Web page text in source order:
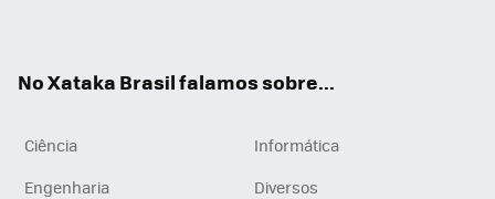
No Xataka Brasil falamos sobre...
Ciência
Informática
Engenharia
Diversos